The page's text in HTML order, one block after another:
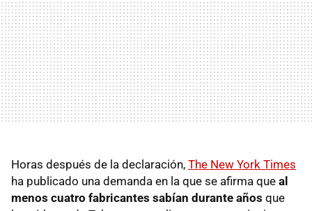
Horas después de la declaración, The New York Times
ha publicado una demanda en la que se afirma que al
menos cuatro fabricantes sabían durante años que